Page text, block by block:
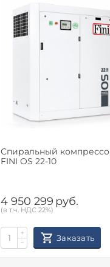
Спиральный
FINI OS 22-10
4 950 299 руб.
(в т.ч. НДС 22%)
+
−
Заказать